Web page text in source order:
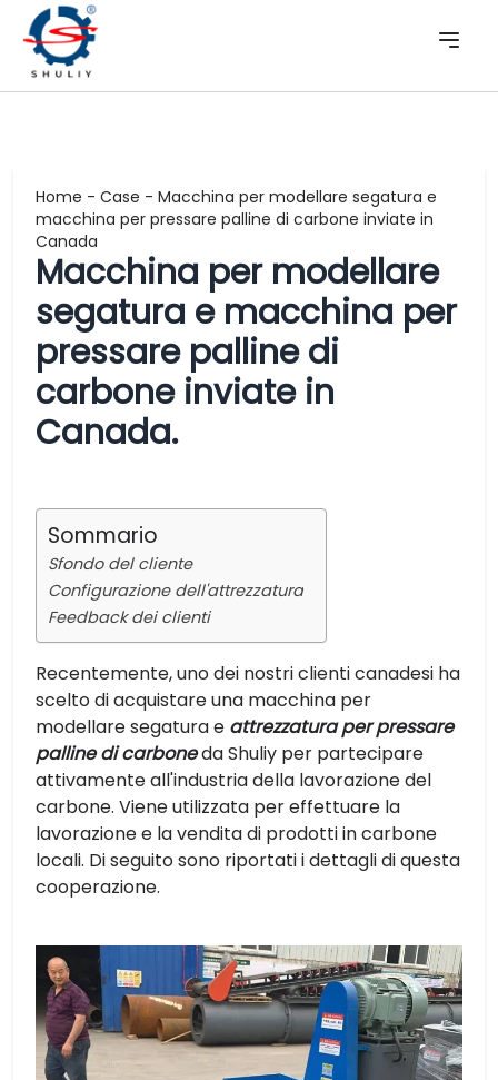
Home - Case - Macchina per modellare segatura e
macchina per pressare palline di carbone inviate in
Canada
Macchina per modellare
segatura e macchina per
pressare palline di
carbone inviate in
Canada.
Sommario
Sfondo del cliente
Configurazione dell'attrezzatura
Feedback dei clienti
Recentemente, uno dei nostri clienti canadesi ha
scelto di acquistare una macchina per
modellare segatura e attrezzatura per pressare
palline di carboneda Shuliy per partecipare
attivamente all'industria della lavorazione del
carbone. Viene utilizzata per effettuare la
lavorazione e la vendita di prodotti in carbone
locali. Di seguito sono riportati i dettagli di questa
cooperazione.